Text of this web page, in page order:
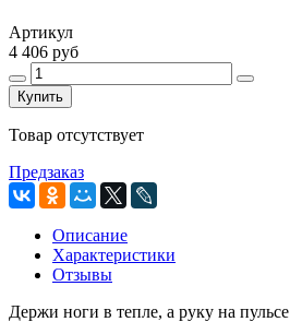
Артикул
4 406 руб
Купить
Товар отсутствует
Предзаказ
Описание
Характеристики
Отзывы
Держи ноги в тепле, а руку на